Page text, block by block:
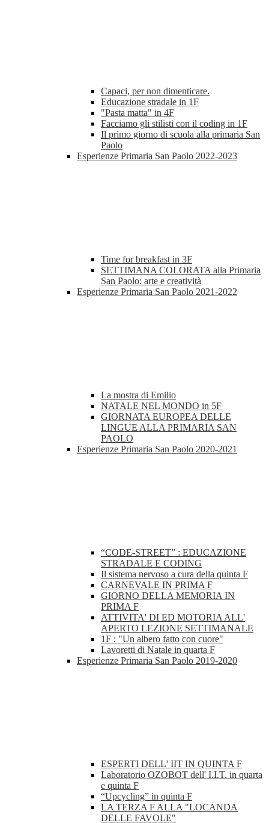
Capaci, per non dimenticare.
Educazione stradale in 1F
"Pasta matta" in 4F
Facciamo gli stilisti con il coding in 1F
Il primo giorno di scuola alla primaria San
Paolo
Esperienze Primaria San Paolo 2022-2023
Time for breakfast in 3F
SETTIMANA COLORATA alla Primaria
San Paolo: arte e creatività
Esperienze Primaria San Paolo 2021-2022
La mostra di Emilio
NATALE NEL MONDO in 5F
GIORNATA EUROPEA DELLE
LINGUE ALLA PRIMARIA SAN
PAOLO
Esperienze Primaria San Paolo 2020-2021
“CODE-STREET” : EDUCAZIONE
STRADALE E CODING
Il sistema nervoso a cura della quinta F
CARNEVALE IN PRIMA F
GIORNO DELLA MEMORIA IN
PRIMA F
ATTIVITA' DI ED MOTORIA ALL'
APERTO LEZIONE SETTIMANALE
1F : "Un albero fatto con cuore"
Lavoretti di Natale in quarta F
Esperienze Primaria San Paolo 2019-2020
ESPERTI DELL' IIT IN QUINTA F
Laboratorio OZOBOT dell' I.I.T. in quarta
e quinta F
“Upcycling” in quinta F
LA TERZA F ALLA "LOCANDA
DELLE FAVOLE"